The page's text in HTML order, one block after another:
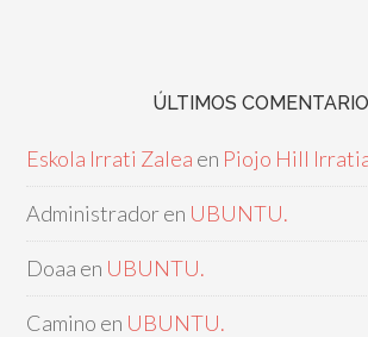
ÚLTIMOS
Eskola Irrati Zalea en Piojo Hill
Administradoren UBUNTU.
Doaa en UBUNTU.
Camino en UBUNTU.